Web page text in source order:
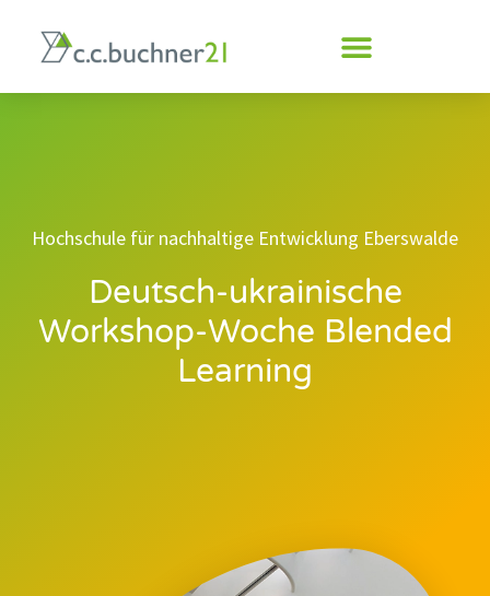
springen
Hochschule für nachhaltige Entwicklung Eberswalde
Deutsch-ukrainische
Workshop-Woche Blended
Learning